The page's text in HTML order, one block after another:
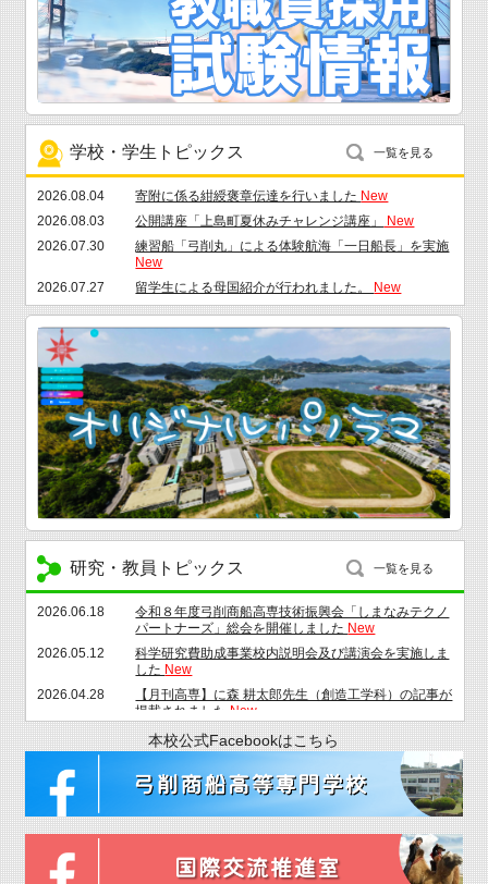
(9/14まで)New
2026.07.08
令和８年度「広島県高校生等奨学給付金」に係る申請
について(7/31まで) New
2026.07.01
令和９年度専攻科入学者選抜の結果について
New
2026.06.25
「船員の日」校長談話New
2026.06.18
遠距離から入学を希望されるみなさまへ～自立応援入
学校・学生トピックス 一覧を見る
2026.08.04 寄附に係る紺綬褒章伝達を行いました New
2026.08.03
公開講座「上島町夏休みチャレンジ講座」
New
2026.07.30
練習船「弓削丸」による体験航海「一日船長」を実施
New
2026.07.27
留学生による母国紹介が行われました。 New
2026.07.24
7月19日（日）第61回全国商船高等専門学校漕艇大会
を開催しましたNew
2026.07.17
膨張式救命筏投下実習を実施しました！
2026.07.16
海上輸送システム工学専攻2年生による特別研究最終
審査発表会を開催しましたNew
2026.07.01
四国総体やり投げ3位入賞！電子機械工学科3年杠学
生、インターハイ出場へNew
2026.07.01
令和８年度知的財産セミナーを開催しましたNew
2026.06.23
第５２回瀬戸内商船高等専門学校２校定期戦が開催さ
れましたNew
研究・教員トピックス 一覧を見る
2026.06.18
令和８年度弓削商船高専技術振興会「しまなみテクノ
パートナーズ」総会を開催しました New
2026.05.12
科学研究費助成事業校内説明会及び講演会を実施しま
した New
2026.04.28
【月刊高専】に森 耕太郎先生（創造工学科）の記事が
掲載されました New
2026.03.30
令和７年度退職時永年勤続者表彰を実施New
2026.03.30
令和７年度弓削商船高等専門学校教職員表彰を実施
New
令和７年度永年勤続者表彰を実施
2025.12.16
産学連携フォーラム２０２５・専攻科特別研究中間発
2025.12.09
教職員を対象にFD研修を実施しました
本校公式Facebookはこちら